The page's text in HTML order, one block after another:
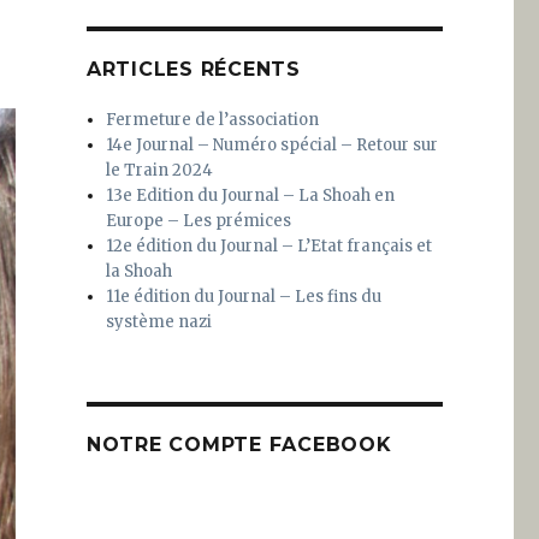
ARTICLES RÉCENTS
Fermeture de l’association
14e Journal – Numéro spécial – Retour sur
le Train 2024
13e Edition du Journal – La Shoah en
Europe – Les prémices
12e édition du Journal – L’Etat français et
la Shoah
11e édition du Journal – Les fins du
système nazi
NOTRE COMPTE FACEBOOK